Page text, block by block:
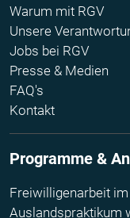
Warum mit RGV
Unsere
Jobs bei RGV
Presse & Medien
FAQ's
Kontakt
Programme &
Freiwilligenarbeit
Auslandspraktikum